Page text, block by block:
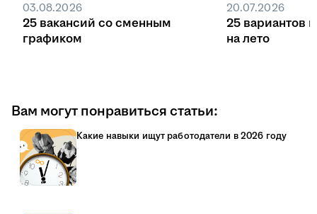
03.08.2026
25 вакансий со сменным
графиком
20.07.2026
25 вариантов
на лето
Вам могут понравиться статьи:
Какие навыки ищут работодатели в 2026 году